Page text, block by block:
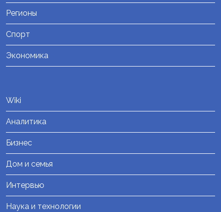
Регионы
Спорт
Экономика
Wiki
Аналитика
Бизнес
Дом и семья
Интервью
Наука и технологии